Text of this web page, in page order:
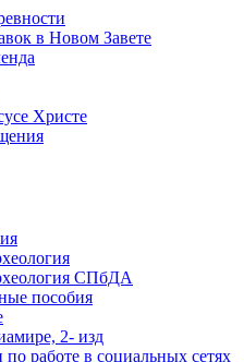
в Новом Завете
Христе
СПбДА
пособия
2- изд
работе в социальных сетях